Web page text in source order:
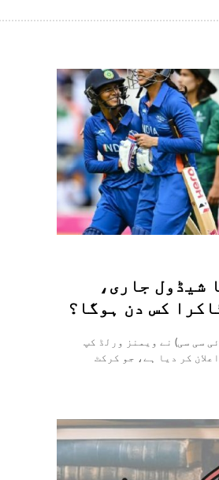
شیڈول جاری،
کس دن ہوگا؟
سی سی) نے ویمنز ورلڈ کپ
اعلان کر دیا ہے، جو کرکٹ